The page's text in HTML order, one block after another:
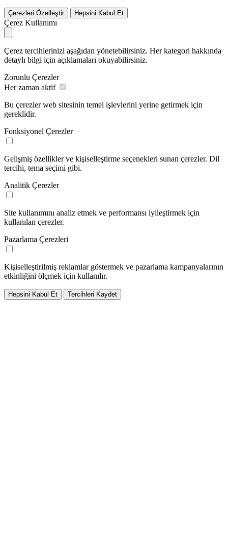
Çerezleri Özelleştir Hepsini Kabul Et
Çerez Kullanımı
Çerez tercihlerinizi aşağıdan yönetebilirsiniz. Her kategori hakkında
detaylı bilgi için açıklamaları okuyabilirsiniz.
Zorunlu Çerezler
Her zaman aktif
Bu çerezler web sitesinin temel işlevlerini yerine getirmek için
gereklidir.
Fonksiyonel Çerezler
Gelişmiş özellikler ve kişiselleştirme seçenekleri sunan çerezler. Dil
tercihi, tema seçimi gibi.
Analitik Çerezler
Site kullanımını analiz etmek ve performansı iyileştirmek için
kullanılan çerezler.
Pazarlama Çerezleri
Kişiselleştirilmiş reklamlar göstermek ve pazarlama kampanyalarının
etkinliğini ölçmek için kullanılır.
Hepsini Kabul Et Tercihleri Kaydet